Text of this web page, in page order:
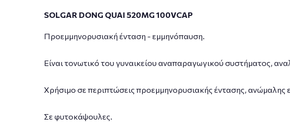
SOLGAR DONG QUAI 520MG 100VCAP
Προεμμηνορυσιακή ένταση - εμμηνόπαυση.
Είναι τονωτικό του γυναικείου αναπαραγωγικού συστήματος,
Χρήσιμο σε περιπτώσεις προεμμηνορυσιακής έντασης,
Σε φυτοκάψουλες.